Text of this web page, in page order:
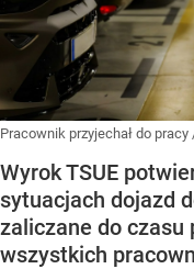
Pracownik przyjechał do pracy
Wyrok TSUE
sytuacjach dojazd
zaliczane do czasu
wszystkich